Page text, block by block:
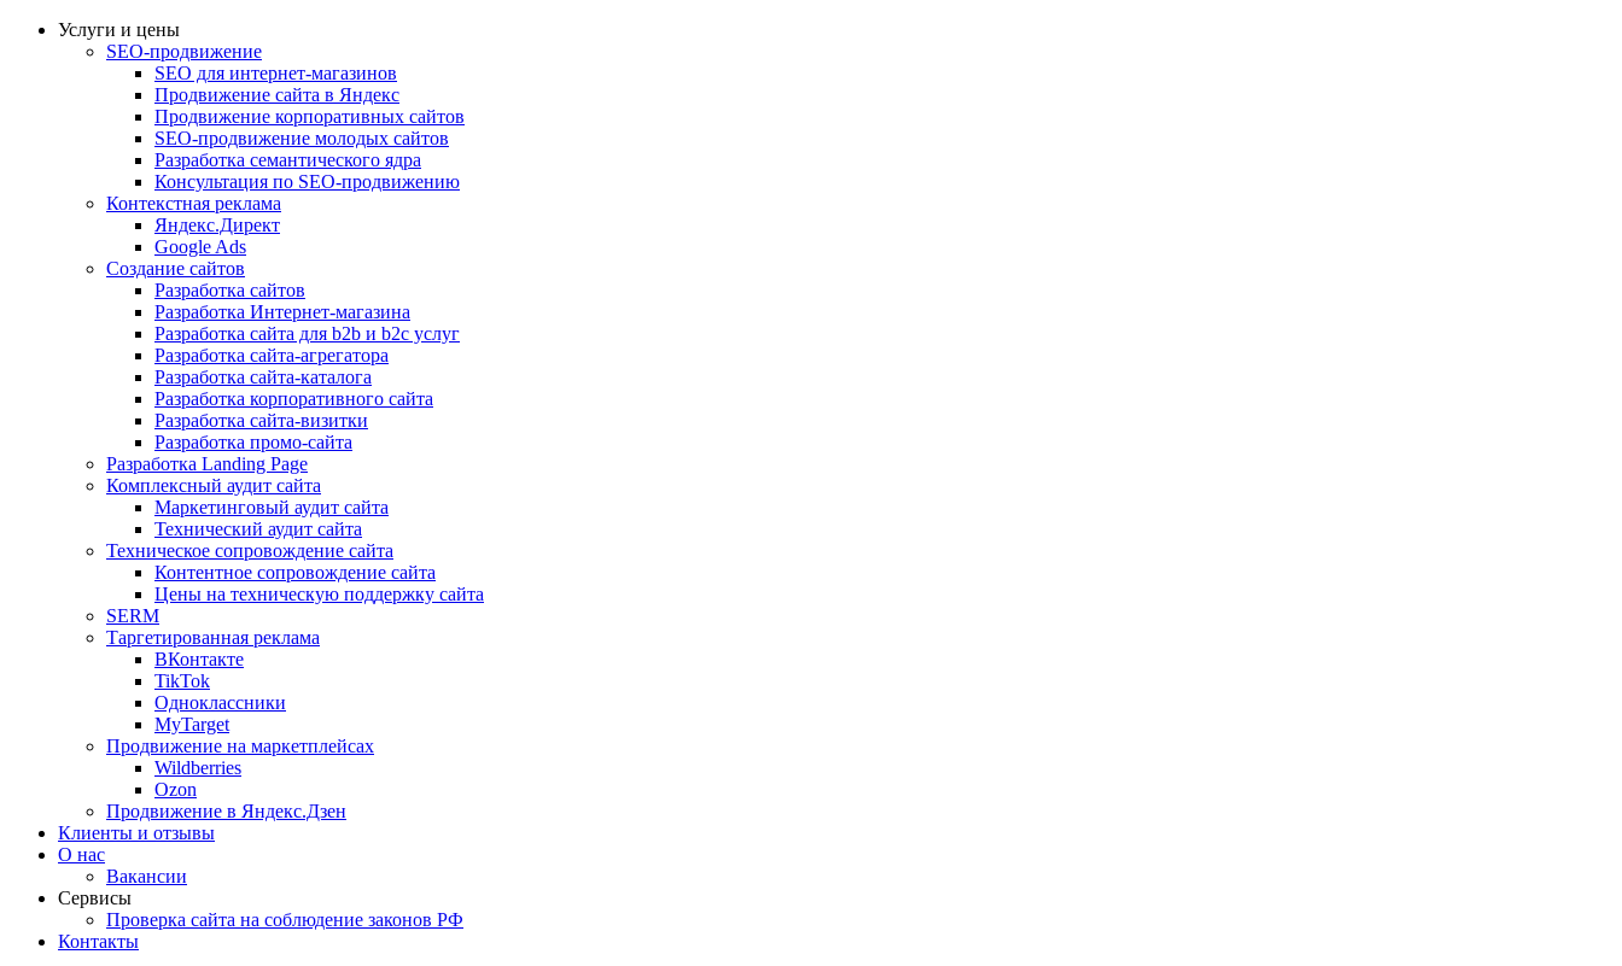
Услуги и цены
SEO-продвижение
SEO для интернет-магазинов
Продвижение сайта в Яндекс
Продвижение корпоративных сайтов
SEO-продвижение молодых сайтов
Разработка семантического ядра
Консультация по SEO-продвижению
Контекстная реклама
Яндекс.Директ
Google Ads
Создание сайтов
Разработка сайтов
Разработка Интернет-магазина
Разработка сайта для b2b и b2c услуг
Разработка сайта-агрегатора
Разработка сайта-каталога
Разработка корпоративного сайта
Разработка сайта-визитки
Разработка промо-сайта
Разработка Landing Page
Комплексный аудит сайта
Маркетинговый аудит сайта
Технический аудит сайта
Техническое сопровождение сайта
Контентное сопровождение сайта
Цены на техническую поддержку сайта
SERM
Таргетированная реклама
ВКонтакте
TikTok
Одноклассники
MyTarget
Продвижение на маркетплейсах
Wildberries
Ozon
Продвижение в Яндекс.Дзен
Клиенты и отзывы
О нас
Вакансии
Сервисы
Проверка сайта на соблюдение законов РФ
Контакты